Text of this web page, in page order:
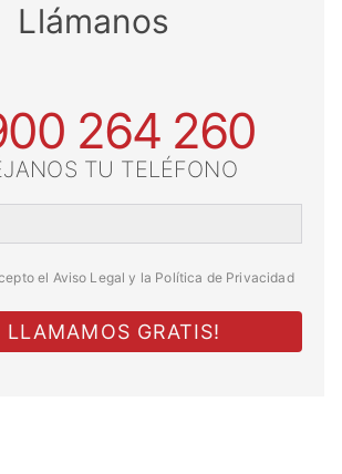
Llámanos
264 260
TU TELÉFONO
el Aviso Legal y la Política de Privacidad